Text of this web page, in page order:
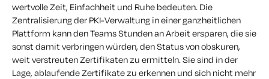
wertvolle Zeit, Einfachheit und Ruhe bedeuten. Die
Zentralisierung der PKI-Verwaltung in einer ganzheitlichen
Plattform kann den Teams Stunden an Arbeit ersparen, die sie
sonst damit verbringen würden, den Status von obskuren,
weit verstreuten Zertifikaten zu ermitteln. Sie sind in der
Lage, ablaufende Zertifikate zu erkennen und sich nicht mehr